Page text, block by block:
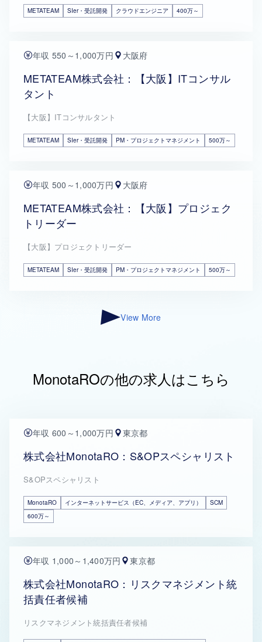
METATEAM SIer・受託開発 クラウドエンジニア 400万～
年収 550～1,000万円 大阪府
METATEAM株式会社：【大阪】ITコンサル
タント
【大阪】ITコンサルタント
METATEAM SIer・受託開発 PM・プロジェクトマネジメント 500万～
年収 500～1,000万円 大阪府
METATEAM株式会社：【大阪】プロジェク
トリーダー
【大阪】プロジェクトリーダー
METATEAM SIer・受託開発 PM・プロジェクトマネジメント 500万～
View More
MonotaROの他の求人はこちら
年収 600～1,000万円 東京都
株式会社MonotaRO：S&OPスペシャリスト
S&OPスペシャリスト
MonotaRO インターネットサービス（EC、メディア、アプリ）
SCM
600万～
年収 1,000～1,400万円 東京都
株式会社MonotaRO：リスクマネジメント統
括責任者候補
リスクマネジメント統括責任者候補